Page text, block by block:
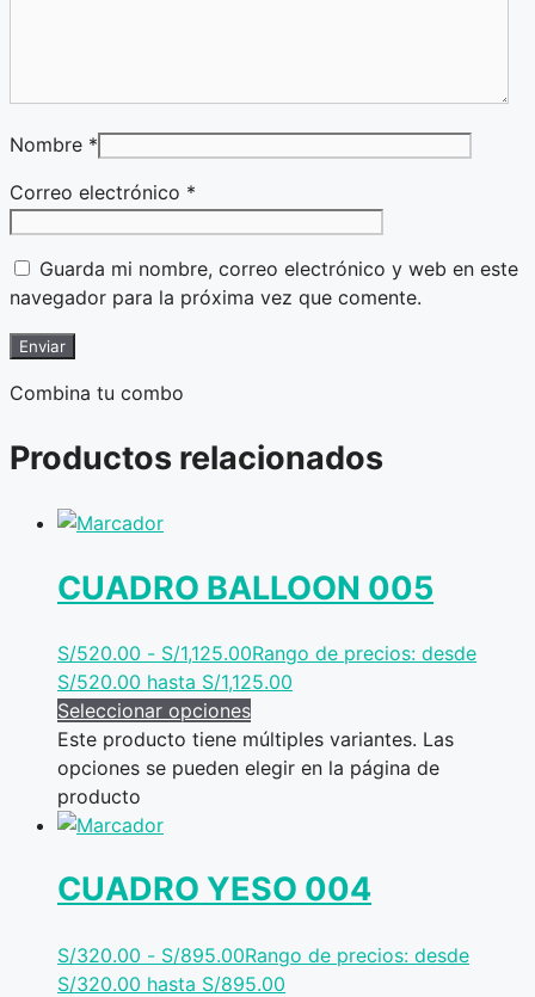
Nombre *
Correo electrónico *
Guarda mi nombre, correo electrónico y web en este
navegador para la próxima vez que comente.
Combina tu combo
Productos relacionados
CUADRO BALLOON 005
S/520.00 - S/1,125.00Rango de precios: desde
S/520.00 hasta S/1,125.00
Seleccionar opciones
Este producto tiene múltiples variantes. Las
opciones se pueden elegir en la página de
producto
CUADRO YESO 004
S/320.00 - S/895.00Rango de precios: desde
S/320.00 hasta S/895.00